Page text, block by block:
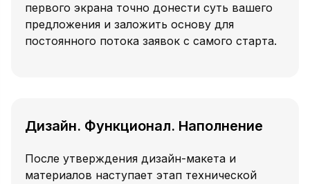
первого экрана точно донести суть вашего
предложения и заложить основу для
постоянного потока заявок с самого старта.
Дизайн. Функционал. Наполнение
После утверждения дизайн-макета и
материалов наступает этап технической